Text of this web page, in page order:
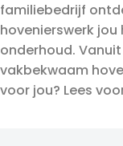
familiebedrijf
hovenierswerk
onderhoud.
vakbekwaam
voor jou? Lees